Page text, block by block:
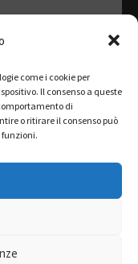
come i cookie per
Il consenso a queste
di
o ritirare il consenso può
i diritti sono riservati, è
all’accettazione dei